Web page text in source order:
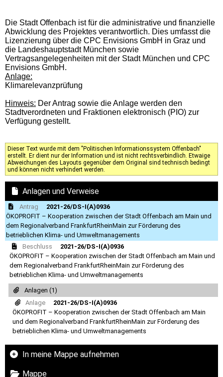
Die Stadt Offenbach ist für die administrative und finanzielle
Abwicklung des Projektes verantwortlich. Dies umfasst die
Lizenzierung über die CPC Envisions GmbH in Graz und
die Landeshauptstadt München sowie
Vertragsangelegenheiten mit der Stadt München und CPC
Envisions GmbH.
Anlage:
Klimarelevanzprüfung
Hinweis: Der Antrag sowie die Anlage werden den
Stadtverordneten und Fraktionen elektronisch (PIO) zur
Verfügung gestellt.
Dieser Text wurde mit dem "Politischen Informationssystem Offenbach"
erstellt. Er dient nur der Information und ist nicht rechtsverbindlich. Etwaige
Abweichungen des Layouts gegenüber dem Original sind technisch bedingt
und können nicht verhindert werden.
Anlagen und Verweise
Antrag
2021-26/DS-I(A)0936
ÖKOPROFIT – Kooperation zwischen der Stadt Offenbach am Main und
dem Regionalverband FrankfurtRheinMain zur Förderung des
betrieblichen Klima- und Umweltmanagements
Beschluss
2021-26/DS-I(A)0936
ÖKOPROFIT – Kooperation zwischen der Stadt Offenbach am Main und
dem Regionalverband FrankfurtRheinMain zur Förderung des
betrieblichen Klima- und Umweltmanagements
Anlagen (1)
Anlage
2021-26/DS-I(A)0936
ÖKOPROFIT – Kooperation zwischen der Stadt Offenbach am Main
und dem Regionalverband FrankfurtRheinMain zur Förderung des
betrieblichen Klima- und Umweltmanagements
In meine Mappe aufnehmen
Mappe